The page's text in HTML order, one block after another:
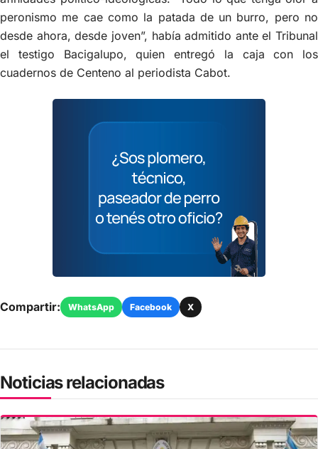
peronismo me cae como la patada de un burro, pero no
desde ahora, desde joven”, había admitido ante el Tribunal
el testigo Bacigalupo, quien entregó la caja con los
cuadernos de Centeno al periodista Cabot.
Compartir: WhatsApp Facebook X
Noticias relacionadas